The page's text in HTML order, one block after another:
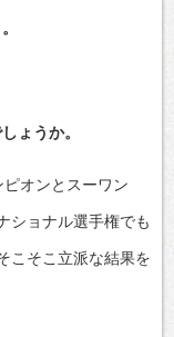
ょうか。
ピオンとスーワン
ショナル選手権でも
こそこ立派な結果を